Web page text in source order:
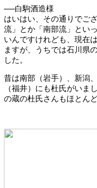
──白駒酒造様
はいはい、その通りでご
流」とか「南部流」とい
いんですけれども、現在
ますが、うちでは石川県
した。
昔は南部（岩手）、新潟
（福井）にも杜氏がいま
の蔵の杜氏さんもほとん